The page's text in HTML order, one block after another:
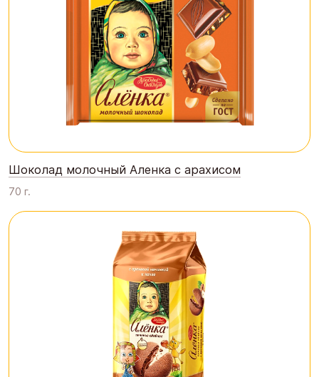
Шоколад молочный Аленка с арахисом
70 г.